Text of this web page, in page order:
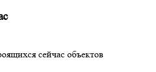
сейчас объектов